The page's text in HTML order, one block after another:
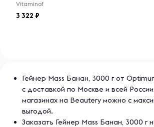
Vitaminof
3 322
Гейнер Mass Банан, 3000 г от
с доставкой по Москве и всей
магазинах на Beautery можно с
выгодой.
Заказать Гейнер Mass Банан, 3000 г